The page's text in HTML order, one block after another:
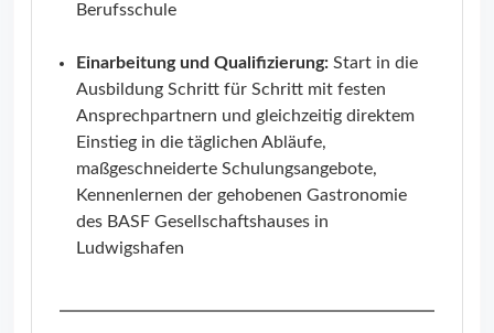
Berufsschule
Einarbeitung und Qualifizierung: Start in die
Ausbildung Schritt für Schritt mit festen
Ansprechpartnern und gleichzeitig direktem
Einstieg in die täglichen Abläufe,
maßgeschneiderte Schulungsangebote,
Kennenlernen der gehobenen Gastronomie
des BASF Gesellschaftshauses in
Ludwigshafen